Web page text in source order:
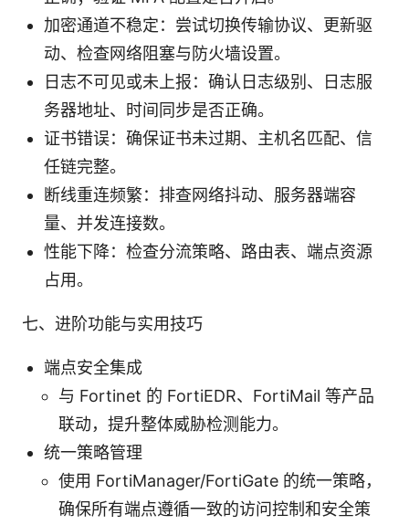
加密通道不稳定：尝试切换传输协议、更新驱
动、检查网络阻塞与防火墙设置。
日志不可见或未上报：确认日志级别、日志服
务器地址、时间同步是否正确。
证书错误：确保证书未过期、主机名匹配、信
任链完整。
断线重连频繁：排查网络抖动、服务器端容
量、并发连接数。
性能下降：检查分流策略、路由表、端点资源
占用。
七、进阶功能与实用技巧
端点安全集成
与 Fortinet 的 FortiEDR、FortiMail 等产品
联动，提升整体威胁检测能力。
统一策略管理
使用 FortiManager/FortiGate 的统一策略，
确保所有端点遵循一致的访问控制和安全策